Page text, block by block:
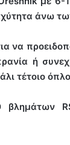
άνω
να
ή
τέτοιο
βλημάτων